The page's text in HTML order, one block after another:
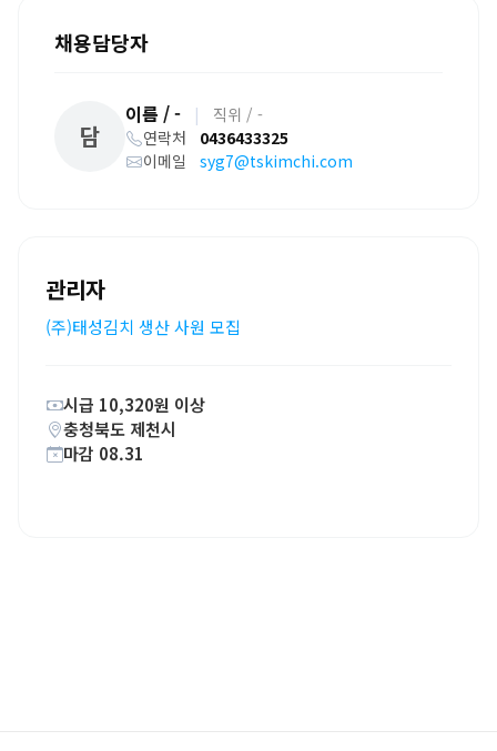
채용담당자
담
이름 / - |
직위 / -
연락처 0436433325
이메일 syg7@tskimchi.com
관리자
(주)태성김치 생산 사원 모집
시급 10,320원 이상
충청북도 제천시
마감 08.31